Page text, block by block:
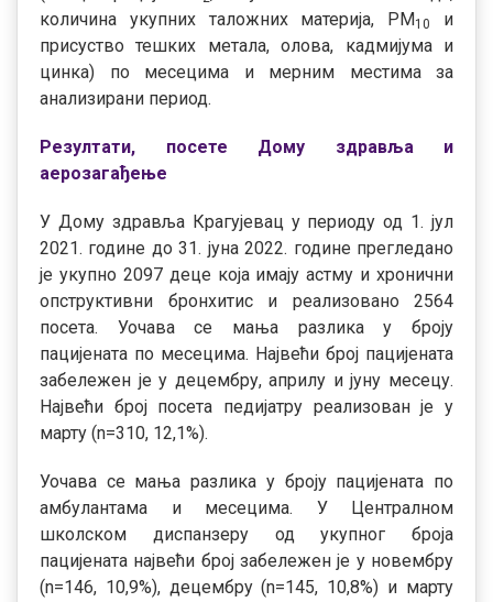
количина укупних таложних материја, PM10
и
присуство тешких метала, оловa, кадмијумa и
цинкa) по месецима и мерним местима за
анализирани период.
Резултати, посете Дому здравља и
аерозагађење
У Дому здравља Крагујевац у периоду од 1. јул
2021. године до 31. јуна 2022. године прегледано
је укупно 2097 деце која имају астму и хронични
опструктивни бронхитис и реализовано 2564
посета. Уочава се мања разлика у броју
пацијената по месецима. Највећи број пацијената
забележен је у децембру, априлу и јуну месецу.
Највећи број посета педијатру реализован је у
марту (n=310, 12,1%).
Уочава се мања разлика у броју пацијената по
амбулантама и месецима. У Централном
школском диспанзеру од укупног броја
пацијената највећи број забележен је у новембру
(n=146, 10,9%), децембру (n=145, 10,8%) и марту